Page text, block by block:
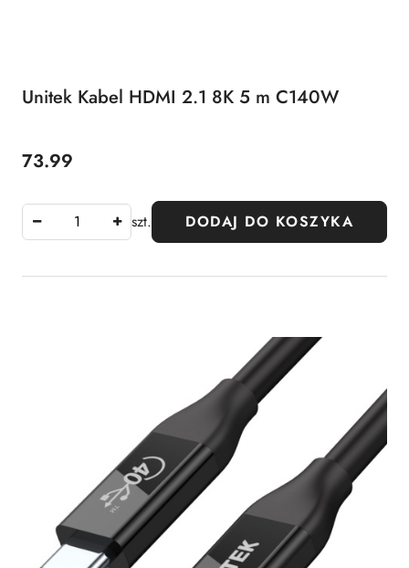
Unitek Kabel HDMI 2.1 8K 5 m C140W
Cena:
73.99
szt. DODAJ DO KOSZYKA